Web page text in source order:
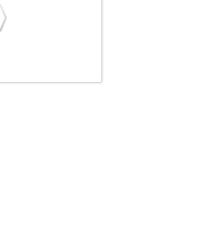
DOA 7 ημερών